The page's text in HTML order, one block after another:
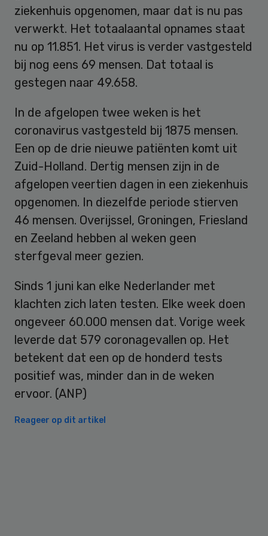
ziekenhuis opgenomen, maar dat is nu pas
verwerkt. Het totaalaantal opnames staat
nu op 11.851. Het virus is verder vastgesteld
bij nog eens 69 mensen. Dat totaal is
gestegen naar 49.658.
In de afgelopen twee weken is het
coronavirus vastgesteld bij 1875 mensen.
Een op de drie nieuwe patiënten komt uit
Zuid-Holland. Dertig mensen zijn in de
afgelopen veertien dagen in een ziekenhuis
opgenomen. In diezelfde periode stierven
46 mensen. Overijssel, Groningen, Friesland
en Zeeland hebben al weken geen
sterfgeval meer gezien.
Sinds 1 juni kan elke Nederlander met
klachten zich laten testen. Elke week doen
ongeveer 60.000 mensen dat. Vorige week
leverde dat 579 coronagevallen op. Het
betekent dat een op de honderd tests
positief was, minder dan in de weken
ervoor. (ANP)
Reageer op dit artikel